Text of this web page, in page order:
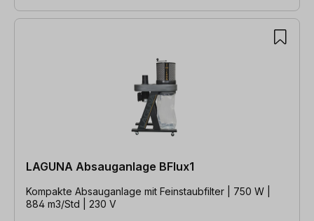
LAGUNA Absauganlage BFlux1
Kompakte Absauganlage mit Feinstaubfilter | 750 W |
884 m3/Std | 230 V